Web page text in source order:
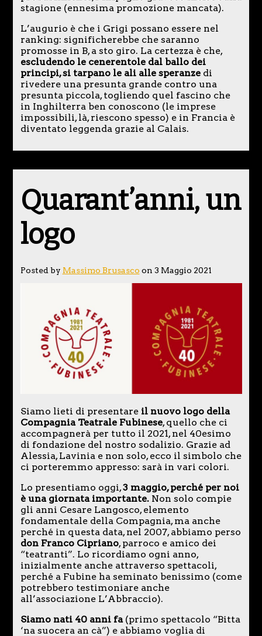
stagione (ennesima promozione mancata).
L’augurio è che i Grigi possano essere nel
ranking: significherebbe che saranno
promosse in B, a sto giro. La certezza è che,
escludendo le cenerentole dal ballo dei
principi, si tarpano le ali alle speranzedi
rivedere una presunta grande contro una
presunta piccola, togliendo quel fascino che
in Inghilterra ben conoscono (le imprese
impossibili, là, riescono spesso) e in Francia è
diventato leggenda grazie al Calais.
Quarant’anni, un
logo
Posted by Massimo Brusasco on 3 Maggio 2021
Siamo lieti di presentareil nuovo logo della
Compagnia Teatrale Fubinese, quello che ci
accompagnerà per tutto il 2021, nel 40esimo
di fondazione del nostro sodalizio. Grazie ad
Alessia, Lavinia e non solo, ecco il simbolo che
ci porteremmo appresso: sarà in vari colori.
Lo presentiamo oggi,3 maggio, perché per noi
è una giornata importante.Non solo compie
gli anni Cesare Langosco, elemento
fondamentale della Compagnia, ma anche
perché in questa data, nel 2007, abbiamo perso
don Franco Cipriano, parroco e amico dei
“teatranti”. Lo ricordiamo ogni anno,
inizialmente anche attraverso spettacoli,
perché a Fubine ha seminato benissimo (come
potrebbero testimoniare anche
all’associazione L’Abbraccio).
Siamo nati 40 anni fa(primo spettacolo “Bitta
‘na suocera an cà”) e abbiamo voglia di